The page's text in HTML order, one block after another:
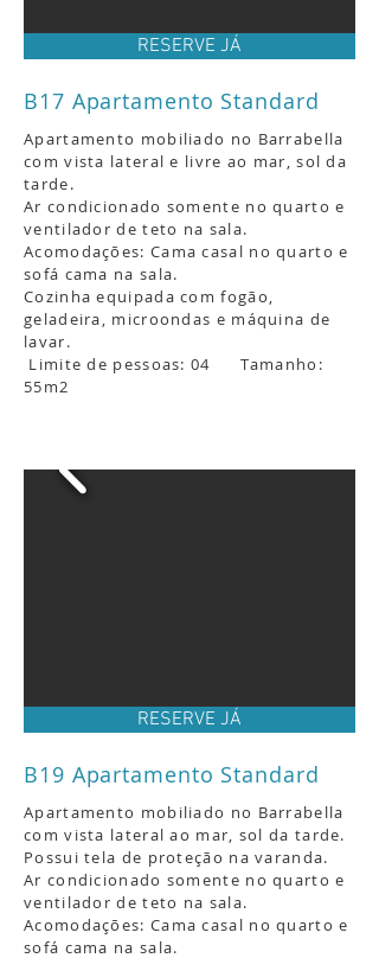
RESERVE JÁ
B17 Apartamento Standard
Apartamento mobiliado no Barrabella
com vista lateral e livre ao mar, sol da
tarde.
Ar condicionado somente no quarto e
ventilador de teto na sala.
Acomodações: Cama casal no quarto e
sofá cama na sala.
Cozinha equipada com fogão,
geladeira, microondas e máquina de
lavar.
Limite de pessoas: 04Tamanho:
55m2
RESERVE JÁ
B19 Apartamento Standard
Apartamento mobiliado no Barrabella
com vista lateralao mar, sol da tarde.
Possui tela de proteção na varanda.
Ar condicionado somente no quarto e
ventilador de teto na sala.
Acomodações: Cama casal no quarto e
sofá cama na sala.